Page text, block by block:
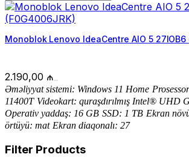
Monoblok Lenovo IdeaCentre AIO 5 27IOB6
2.190,00 ₼
Əməliyyat sistemi: Windows 11 Home
11400T Videokart: quraşdırılmış Intel® UHD
Operativ yaddaş: 16 GB SSD: 1 TB Ekran
örtüyü: mat Ekran diaqonalı: 27
Filter Products